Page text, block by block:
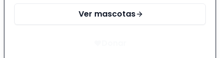
Ver mascotas